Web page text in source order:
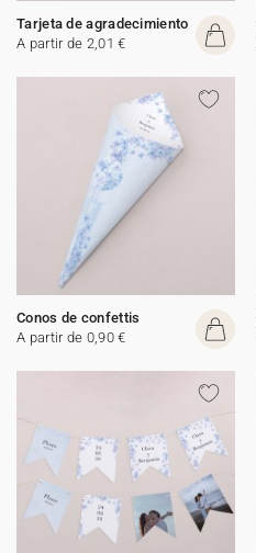
Tarjeta de agradecimiento
A partir de 2,01 €
Conos de confettis
A partir de 0,90 €